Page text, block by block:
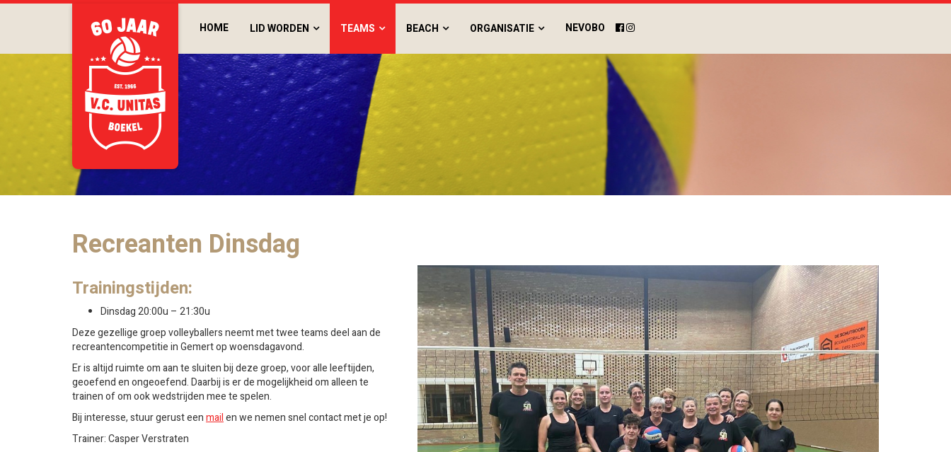
HOME LID WORDEN TEAMS BEACH ORGANISATIE NEVOBO
Recreanten Dinsdag
Trainingstijden:
Dinsdag 20:00u – 21:30u
Deze gezellige groep volleyballers neemt met twee teams deel aan de
recreantencompetitie in Gemert op woensdagavond.
Er is altijd ruimte om aan te sluiten bij deze groep, voor alle leeftijden,
geoefend en ongeoefend. Daarbij is er de mogelijkheid om alleen te
trainen of om ook wedstrijden mee te spelen.
Bij interesse, stuur gerust eenmailen we nemen snel contact met je op!
Trainer: Casper Verstraten